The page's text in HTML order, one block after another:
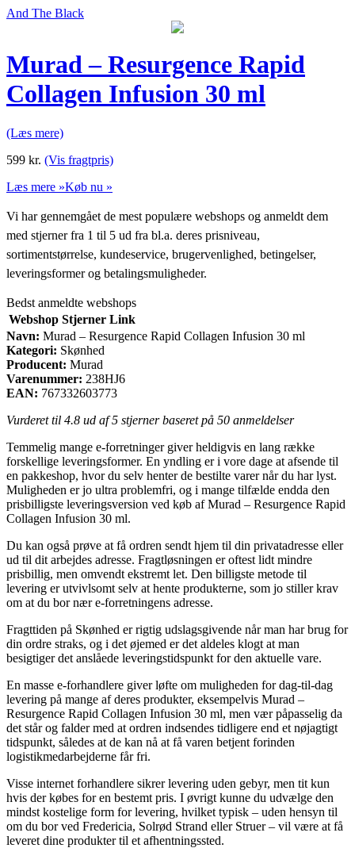
And The Black
Murad – Resurgence Rapid
Collagen Infusion 30 ml
(Læs mere)
599 kr. (Vis fragtpris)
Læs mere »Køb nu »
Vi har gennemgået de mest populære webshops og anmeldt dem
med stjerner fra 1 til 5 ud fra bl.a. deres prisniveau,
sortimentstørrelse, kundeservice, brugervenlighed, betingelser,
leveringsformer og betalingsmuligheder.
Bedst anmeldte webshops
Webshop Stjerner Link
Navn: Murad – Resurgence Rapid Collagen Infusion 30 ml
Kategori: Skønhed
Producent: Murad
Varenummer: 238HJ6
EAN: 767332603773
Vurderet til 4.8 ud af 5 stjerner baseret på 50 anmeldelser
Temmelig mange e-forretninger giver heldigvis en lang række
forskellige leveringsformer. En yndling er i vore dage at afsende til
en pakkeshop, hvor du selv henter de bestilte varer når du har lyst.
Muligheden er jo ultra problemfri, og i mange tilfælde endda den
prisbilligste leveringsversion ved køb af Murad – Resurgence Rapid
Collagen Infusion 30 ml.
Du kan også prøve at få ordren sendt hjem til din privatadresse eller
ud til dit arbejdes adresse. Fragtløsningen er oftest lidt mindre
prisbillig, men omvendt ekstremt let. Den billigste metode til
levering er utvivlsomt selv at hente produkterne, som jo stiller krav
om at du bor nær e-forretningens adresse.
Fragttiden på Skønhed er rigtig udslagsgivende når man har brug for
din ordre straks, og i det øjemed er det aldeles klogt at man
besigtiger det anslåede leveringstidspunkt for den aktuelle vare.
En masse e-forhandlere giver løfte om muligheden for dag-til-dag
levering på mange af deres produkter, eksempelvis Murad –
Resurgence Rapid Collagen Infusion 30 ml, men vær påpasselig da
det står og falder med at ordren indsendes tidligere end et nøjagtigt
tidspunkt, således at de kan nå at få varen betjent forinden
logistikmedarbejderne får fri.
Visse internet forhandlere sikrer levering uden gebyr, men tit kun
hvis der købes for en bestemt pris. I øvrigt kunne du udvælge den
mindst kostelige form for levering, hvilket typisk – uden hensyn til
om du bor ved Fredericia, Solrød Strand eller Struer – vil være at få
leveret dine produkter til et afhentningssted.